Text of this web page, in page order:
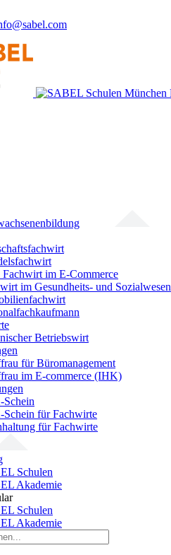
Fachwirt im E-Commerce
im Gesundheits- und Sozialwesen
Betriebswirt
für Büromanagement
im E-commerce (IHK)
für Fachwirte
für Fachwirte
Schulen
Akademie
Schulen
Akademie